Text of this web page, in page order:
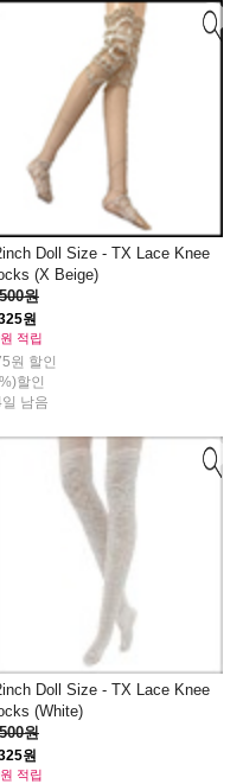
Doll Size - TX Lace Knee
(X Beige)
원
원
적립
원 할인
할인
남음
Doll Size - TX Lace Knee
(White)
원
원
적립